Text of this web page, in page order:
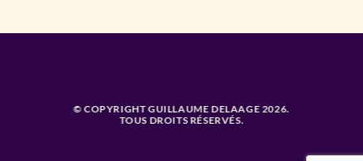
© COPYRIGHT GUILLAUME DELAAGE 2026.
TOUS DROITS RÉSERVÉS.